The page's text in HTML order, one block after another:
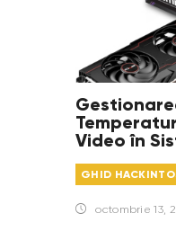
Video în
GHID
octombrie 13,